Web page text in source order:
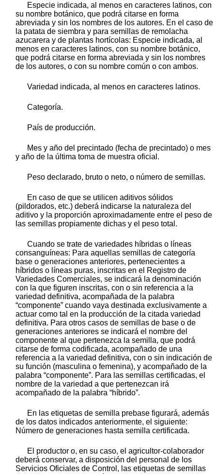
Especie indicada, al menos en caracteres latinos, con
su nombre botánico, que podrá citarse en forma
abreviada y sin los nombres de los autores. En el caso de
la patata de siembra y para semillas de remolacha
azucarera y de plantas hortícolas: Especie indicada, al
menos en caracteres latinos, con su nombre botánico,
que podrá citarse en forma abreviada y sin los nombres
de los autores, o con su nombre común o con ambos.
Variedad indicada, al menos en caracteres latinos.
Categoría.
País de producción.
Mes y año del precintado (fecha de precintado) o mes
y año de la última toma de muestra oficial.
Peso declarado, bruto o neto, o número de semillas.
En caso de que se utilicen aditivos sólidos
(pildorados, etc.) deberá indicarse la naturaleza del
aditivo y la proporción aproximadamente entre el peso de
las semillas propiamente dichas y el peso total.
Cuando se trate de variedades híbridas o líneas
consanguíneas: Para aquellas semillas de categoría
base o generaciones anteriores, pertenecientes a
híbridos o líneas puras, inscritas en el Registro de
Variedades Comerciales, se indicará la denominación
con la que figuren inscritas, con o sin referencia a la
variedad definitiva, acompañada de la palabra
“componente” cuando vaya destinada exclusivamente a
actuar como tal en la producción de la citada variedad
definitiva. Para otros casos de semillas de base o de
generaciones anteriores se indicará el nombre del
componente al que pertenezca la semilla, que podrá
citarse de forma codificada, acompañado de una
referencia a la variedad definitiva, con o sin indicación de
su función (masculina o femenina), y acompañado de la
palabra “componente”. Para las semillas certificadas, el
nombre de la variedad a que pertenezcan irá
acompañado de la palabra “híbrido”.
En las etiquetas de semilla prebase figurará, además
de los datos indicados anteriormente, el siguiente:
Número de generaciones hasta semilla certificada.
El productor o, en su caso, el agricultor-colaborador
deberá conservar, a disposición del personal de los
Servicios Oficiales de Control, las etiquetas de semillas